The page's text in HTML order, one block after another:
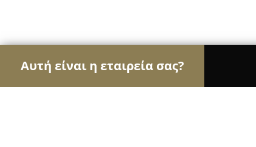
Αυτή είναι η εταιρεία σας?